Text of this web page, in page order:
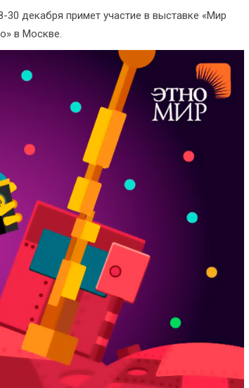
декабря примет участие в выставке «Мир
в Москве.